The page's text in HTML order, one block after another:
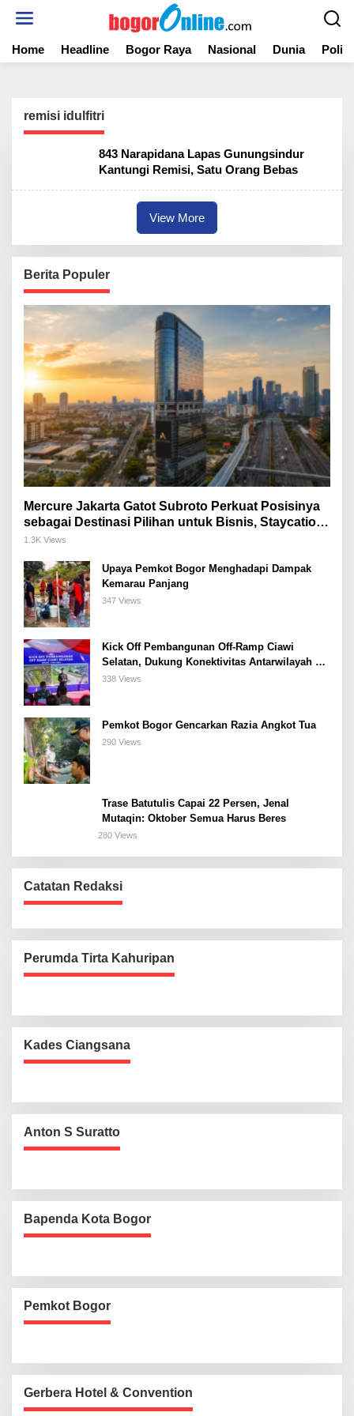
t
Home Headline Bogor Raya Nasional Dunia
remisi idulfitri
843 Narapidana Lapas Gunungsindur
Kantungi Remisi, Satu Orang Bebas
View More
Berita Populer
Mercure Jakarta Gatot Subroto Perkuat Posisinya
sebagai Destinasi Pilihan untuk Bisnis, Staycation,
Meeting, dan Kuliner di Jakarta Selatan
1.3K Views
Upaya Pemkot Bogor Menghadapi Dampak
Kemarau Panjang
347 Views
Kick Off Pembangunan Off-Ramp Ciawi
Selatan, Dukung Konektivitas Antarwilayah di
Bogor Selatan
338 Views
Pemkot Bogor Gencarkan Razia Angkot Tua
290 Views
Trase Batutulis Capai 22 Persen, Jenal
Mutaqin: Oktober Semua Harus Beres
280 Views
Catatan Redaksi
Perumda Tirta Kahuripan
Kades Ciangsana
Anton S Suratto
Bapenda Kota Bogor
Pemkot Bogor
Gerbera Hotel & Convention